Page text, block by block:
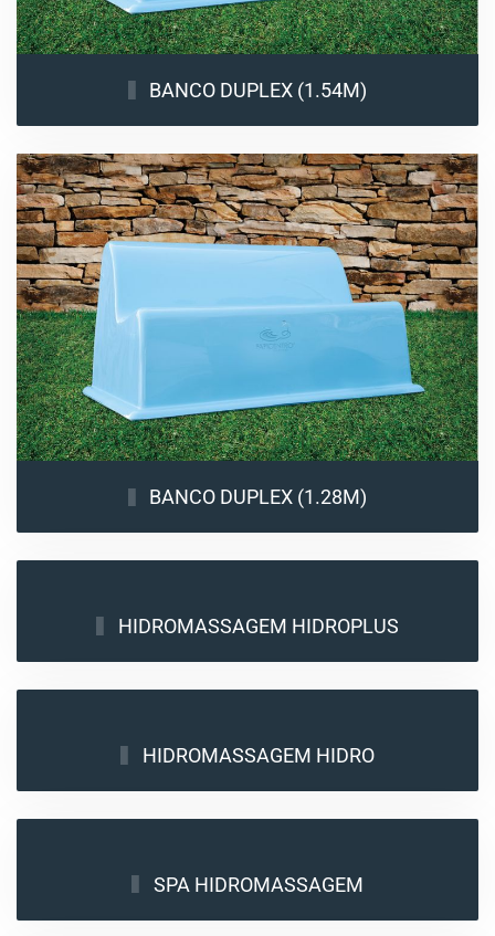
BANCO DUPLEX (1.54M)
BANCO DUPLEX (1.28M)
HIDROMASSAGEM HIDROPLUS
HIDROMASSAGEM HIDRO
SPA HIDROMASSAGEM